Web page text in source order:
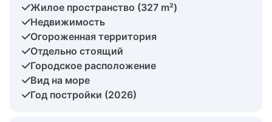
Жилое пространство (327 m²)
Недвижимость
Огороженная территория
Отдельно стоящий
Городское расположение
Вид на море
Год постройки (2026)